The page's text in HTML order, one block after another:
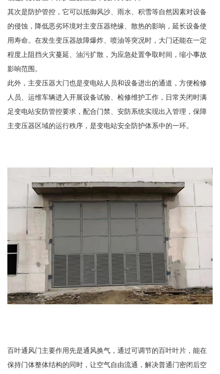
其次是防护管控，它可以抵御风沙、雨水、积雪等自然因素对设备
的侵蚀，降低恶劣环境对主变压器绝缘、散热的影响，延长设备使
用寿命。在发生变压器故障爆炸、喷油等突况时，大门还能在一定
程度上阻挡火灾蔓延、油污扩散，为应急处置争取时间，缩小事故
影响范围。
此外，主变压器大门也是变电站人员和设备进出的通道，方便检修
人员、运维车辆进入开展设备试验、检修维护工作，日常关闭时满
足变电站安防管控要求，配合门禁、安防系统实现出入管理，保障
主变压器区域的运行秩序，是变电站安全防护体系中的一环。
百叶通风门主要作用先是通风换气，通过可调节的百叶叶片，能在
保持门体整体结构的同时，让空气自由流通，解决普通门密闭后空